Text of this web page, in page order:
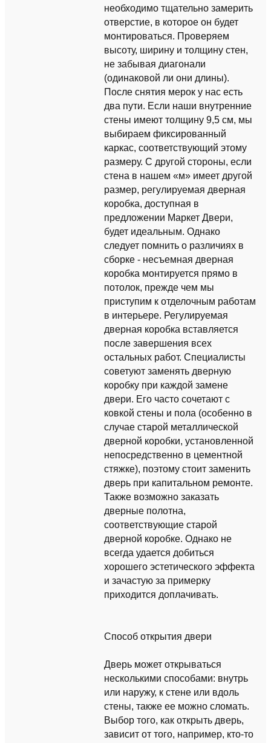
необходимо тщательно замерить
отверстие, в которое он будет
монтироваться. Проверяем
высоту, ширину и толщину стен,
не забывая диагонали
(одинаковой ли они длины).
После снятия мерок у нас есть
два пути. Если наши внутренние
стены имеют толщину 9,5 см, мы
выбираем фиксированный
каркас, соответствующий этому
размеру. С другой стороны, если
стена в нашем «м» имеет другой
размер, регулируемая дверная
коробка, доступная в
предложении Маркет Двери,
будет идеальным. Однако
следует помнить о различиях в
сборке - несъемная дверная
коробка монтируется прямо в
потолок, прежде чем мы
приступим к отделочным работам
в интерьере. Регулируемая
дверная коробка вставляется
после завершения всех
остальных работ. Специалисты
советуют заменять дверную
коробку при каждой замене
двери. Его часто сочетают с
ковкой стены и пола (особенно в
случае старой металлической
дверной коробки, установленной
непосредственно в цементной
стяжке), поэтому стоит заменить
дверь при капитальном ремонте.
Также возможно заказать
дверные полотна,
соответствующие старой
дверной коробке. Однако не
всегда удается добиться
хорошего эстетического эффекта
и зачастую за примерку
приходится доплачивать.
Способ открытия двери
Дверь может открываться
несколькими способами: внутрь
или наружу, к стене или вдоль
стены, также ее можно сломать.
Выбор того, как открыть дверь,
зависит от того, например, кто-то